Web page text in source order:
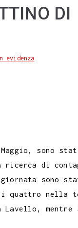
DI
evidenza
sono
ricerca di
sono
quattro nella
mentre